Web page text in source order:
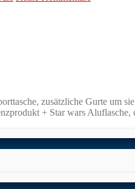
zusätzliche Gurte um
+ Star wars